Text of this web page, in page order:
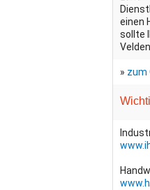
einen
sollte
» zum